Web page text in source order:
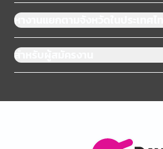
หางานแยกตามจังหวัดในประเทศไทย
สำหรับผู้สมัครงาน